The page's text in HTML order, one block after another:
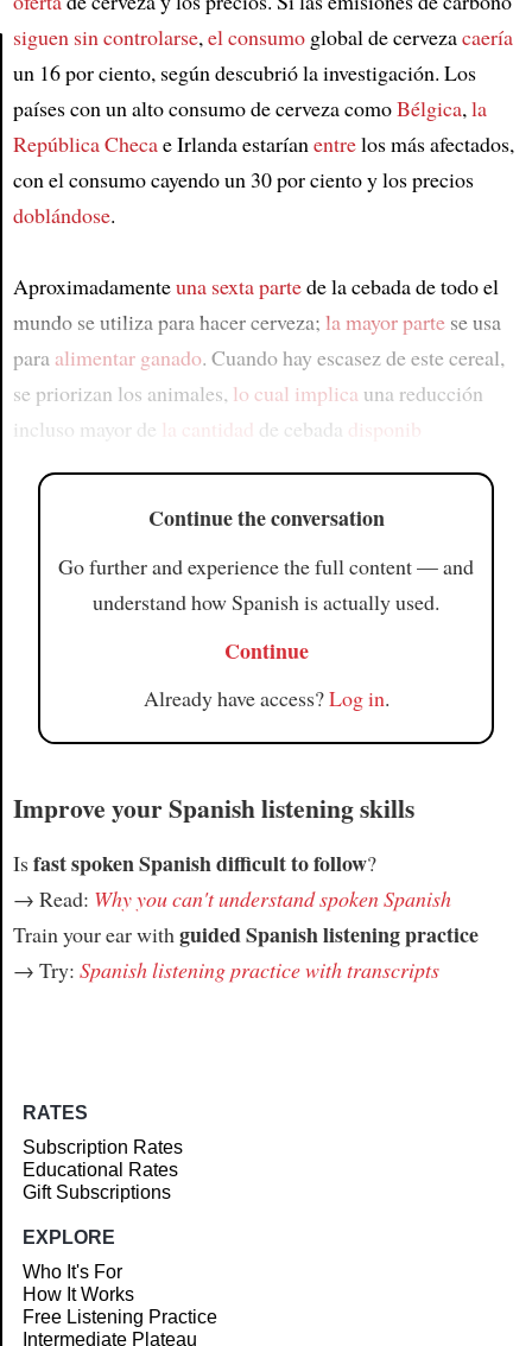
Article
siguen sin controlarse,el consumoglobal de cervezacaería
un 16 por ciento, según descubrió la investigación. Los
países con un alto consumo de cerveza comoBélgica,la
República Checae Irlanda estaríanentrelos más afectados,
con el consumo cayendo un 30 por ciento y los precios
doblándose.
Aproximadamenteuna sexta partede la cebada de todo el
mundo se utiliza para hacer cerveza; la mayor partese usa
para alimentar ganado. Cuando hay escasez de este cereal,
se priorizan los animales, lo cual implica una reducción
incluso mayor de la cantidad de cebada disponib
Continue the conversation
Go further and experience the full content — and
understand how Spanish is actually used.
Continue
Already have access?Log in.
Improve your Spanish listening skills
Isfast spoken Spanish difficult to follow?
→ Read: Why you can't understand spoken Spanish
Train your ear with guided Spanish listening practice
→ Try: Spanish listening practice with transcripts
RATES
Subscription Rates
Educational Rates
Gift Subscriptions
EXPLORE
Who It's For
How It Works
Free Listening Practice
Intermediate Plateau